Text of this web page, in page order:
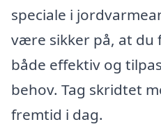
speciale i
være sikker på, at du
både effektiv og
behov. Tag skridtet
fremtid i dag.